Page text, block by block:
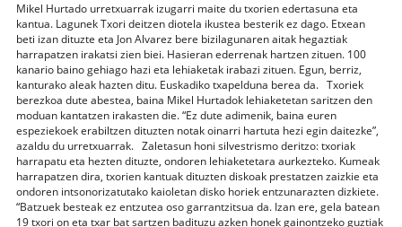
Mikel Hurtado urretxuarrak izugarri maite du txorien edertasuna eta
kantua. Lagunek Txori deitzen diotela ikustea besterik ez dago. Etxean
beti izan dituzte eta Jon Alvarez bere bizilagunaren aitak hegaztiak
harrapatzen irakatsi zien biei. Hasieran ederrenak hartzen zituen. 100
kanario baino gehiago hazi eta lehiaketak irabazi zituen. Egun, berriz,
kanturako aleak hazten ditu. Euskadiko txapelduna berea da. Txoriek
berezkoa dute abestea, baina Mikel Hurtadok lehiaketetan saritzen den
moduan kantatzen irakasten die. “Ez dute adimenik, baina euren
espeziekoek erabiltzen dituzten notak oinarri hartuta hezi egin daitezke”,
azaldu du urretxuarrak. Zaletasun honi silvestrismo deritzo: txoriak
harrapatu eta hezten dituzte, ondoren lehiaketetara aurkezteko. Kumeak
harrapatzen dira, txorien kantuak dituzten diskoak prestatzen zaizkie eta
ondoren intsonorizatutako kaioletan disko horiek entzunarazten dizkiete.
“Batzuek besteak ez entzutea oso garrantzitsua da. Izan ere, gela batean
19 txori on eta txar bat sartzen badituzu azken honek gainontzeko guztiak